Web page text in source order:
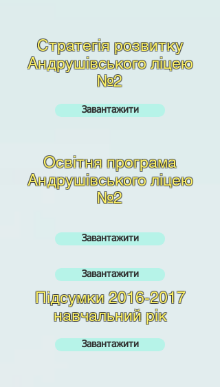
Стратегія розвитку
Андрушівського ліцею
№2
Завантажити
Освітня програма
Андрушівського ліцею
№2
Завантажити
Завантажити
Підсумки2016-2017
навчальний рік
Завантажити